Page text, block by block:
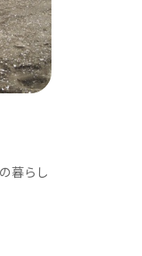
暮らし